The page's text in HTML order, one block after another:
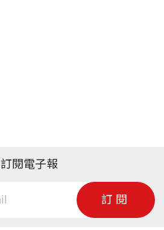
訂閱電子報
訂閱